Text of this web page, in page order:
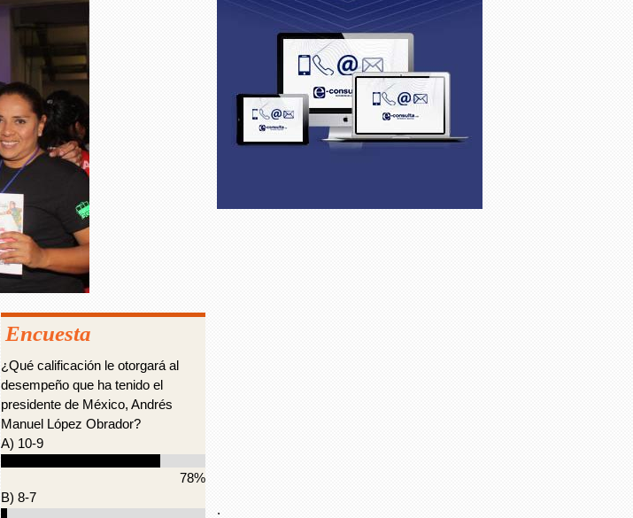
Encuesta
¿Qué calificación le otorgará al
desempeño que ha tenido el
presidente de México, Andrés
Manuel López Obrador?
A) 10-9
78%
B) 8-7
.